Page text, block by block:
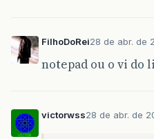
FilhoDoRei28 de abr. de
notepad ou o vi do
victorwss28 de abr. de